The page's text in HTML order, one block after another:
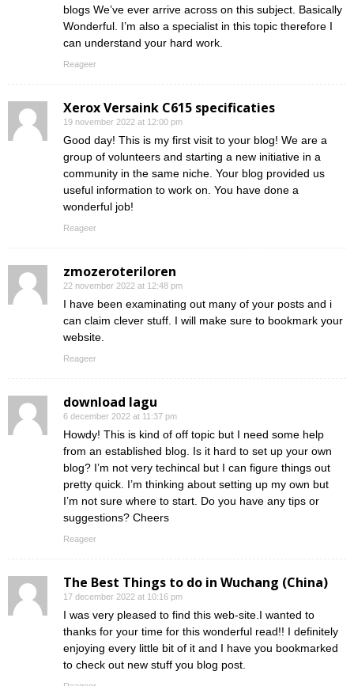
blogs We’ve ever arrive across on this subject. Basically
Wonderful. I’m also a specialist in this topic therefore I
can understand your hard work.
Reageer
Xerox Versaink C615 specificaties
19 november 2022 at 12:00 pm
Good day! This is my first visit to your blog! We are a
group of volunteers and starting a new initiative in a
community in the same niche. Your blog provided us
useful information to work on. You have done a
wonderful job!
Reageer
zmozeroteriloren
22 november 2022 at 12:48 pm
I have been examinating out many of your posts and i
can claim clever stuff. I will make sure to bookmark your
website.
Reageer
download lagu
6 december 2022 at 11:37 pm
Howdy! This is kind of off topic but I need some help
from an established blog. Is it hard to set up your own
blog? I’m not very techincal but I can figure things out
pretty quick. I’m thinking about setting up my own but
I’m not sure where to start. Do you have any tips or
suggestions? Cheers
Reageer
The Best Things to do in Wuchang (China)
17 december 2022 at 10:16 pm
I was very pleased to find this web-site.I wanted to
thanks for your time for this wonderful read!! I definitely
enjoying every little bit of it and I have you bookmarked
to check out new stuff you blog post.